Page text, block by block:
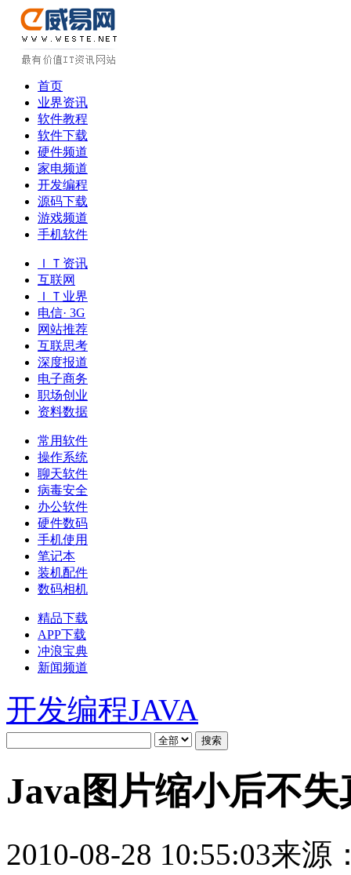
首页
业界资讯
软件教程
软件下载
硬件频道
家电频道
开发编程
源码下载
游戏频道
手机软件
ＩＴ资讯
互联网
ＩＴ业界
电信· 3G
网站推荐
互联思考
深度报道
电子商务
职场创业
资料数据
常用软件
操作系统
聊天软件
病毒安全
办公软件
硬件数码
手机使用
笔记本
装机配件
数码相机
精品下载
APP下载
冲浪宝典
新闻频道
开发编程JAVA
Java图片缩小后不
2010-08-28 10:55:03来源